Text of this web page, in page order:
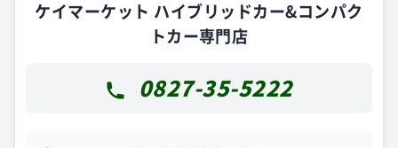
ケイマーケット ハイブリッドカー&コンパク
トカー専門店
0827-35-5222